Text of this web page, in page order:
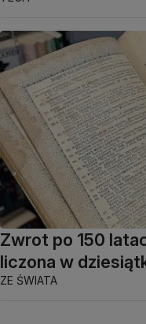
Zwrot po 150
liczona w
ZE ŚWIATA